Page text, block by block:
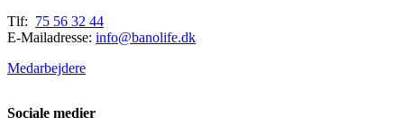
Tlf: 75 56 32 44
E-Mailadresse: info@banolife.dk
Medarbejdere
Sociale medier